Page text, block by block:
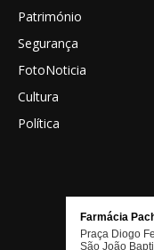
Património
Segurança
FotoNoticia
Cultura
Política